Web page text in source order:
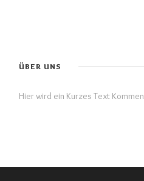
ÜBER UNS
Hier wird ein Kurzes Text Kommen